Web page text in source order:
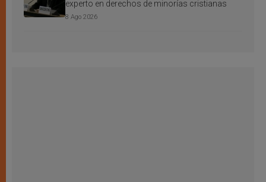
experto en derechos de minorías cristianas
8 Ago 2026